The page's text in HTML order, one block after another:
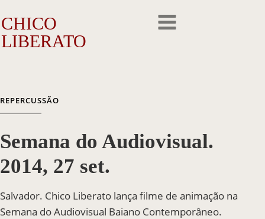
CHICO
LIBERATO
A Obra
Outros Feitos
Reconhecimento
REPERCUSSÃO
Semana do Audiovisual.
2014, 27 set.
Salvador. Chico Liberato lança filme de animação na
Semana do Audiovisual Baiano Contemporâneo.